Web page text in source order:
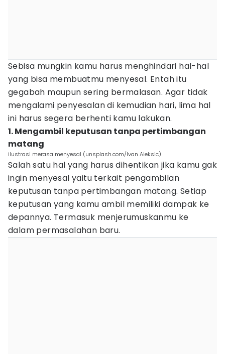
Sebisa mungkin kamu harus menghindari hal-hal
yang bisa membuatmu menyesal. Entah itu
gegabah maupun sering bermalasan. Agar tidak
mengalami penyesalan di kemudian hari, lima hal
ini harus segera berhenti kamu lakukan.
1. Mengambil keputusan tanpa pertimbangan
matang
ilustrasi merasa menyesal (unsplash.com/Ivan Aleksic)
Salah satu hal yang harus dihentikan jika kamu gak
ingin menyesal yaitu terkait pengambilan
keputusan tanpa pertimbangan matang. Setiap
keputusan yang kamu ambil memiliki dampak ke
depannya. Termasuk menjerumuskanmu ke
dalam permasalahan baru.